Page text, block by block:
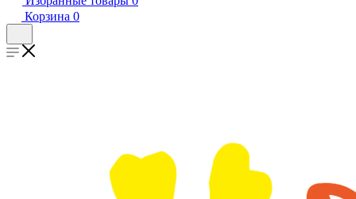
Корзина 0